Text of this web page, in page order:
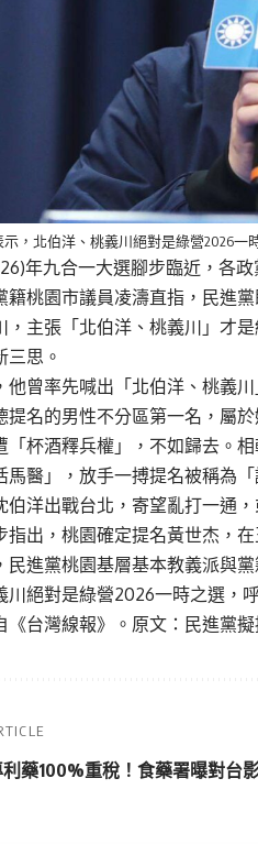
示，北伯洋、桃義川絕對是綠營2026一
年九合一大選腳步臨近，各
籍桃園市議員凌濤直指，民進
，主張「北伯洋、桃義川」才
三思。
他曾率先喊出「北伯洋、桃義
提名的男性不分區第一名，屬
「杯酒釋兵權」，不如歸去。
馬醫」，放手一搏提名被稱為
伯洋出戰台北，寄望亂打一通
指出，桃園確定提名黃世杰，
民進黨桃園基層基本教義派與
川絕對是綠營2026一時之選，
《台灣線報》。原文： 民進黨
藥100%重稅！食藥署曝對台